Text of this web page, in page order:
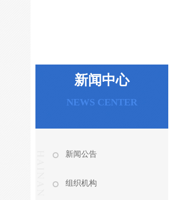
新闻中心
NEWS CENTER
新闻公告
组织机构